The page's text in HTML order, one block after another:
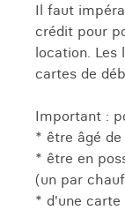
Il faut
crédit pour
location. Les
cartes de
Important :
* être âgé
* être en
(un par
* d'une carte